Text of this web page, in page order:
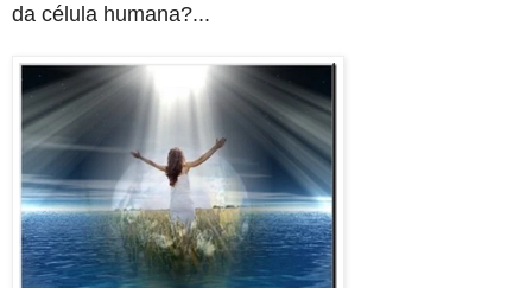
da célula humana?...